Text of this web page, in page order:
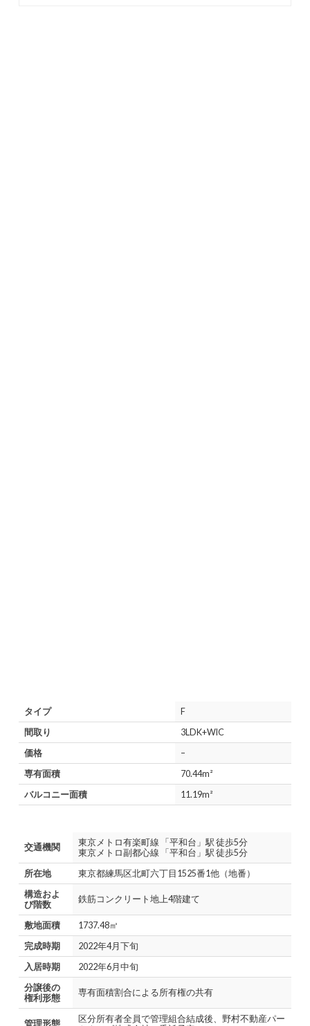
タイプ
F
間取り
3LDK+WIC
価格
–
専有面積
70.44m²
バルコニー面積
11.19m²
交通機関
東京メトロ有楽町線 「平和台」駅 徒歩5分
東京メトロ副都心線 「平和台」駅 徒歩5分
所在地
東京都練馬区北町六丁目1525番1他（地番）
構造およ
び階数
鉄筋コンクリート地上4階建て
敷地面積
1737.48㎡
完成時期
2022年4月下旬
入居時期
2022年6月中旬
分譲後の
権利形態
専有面積割合による所有権の共有
管理形態
区分所有者全員で管理組合結成後、野村不動産パー